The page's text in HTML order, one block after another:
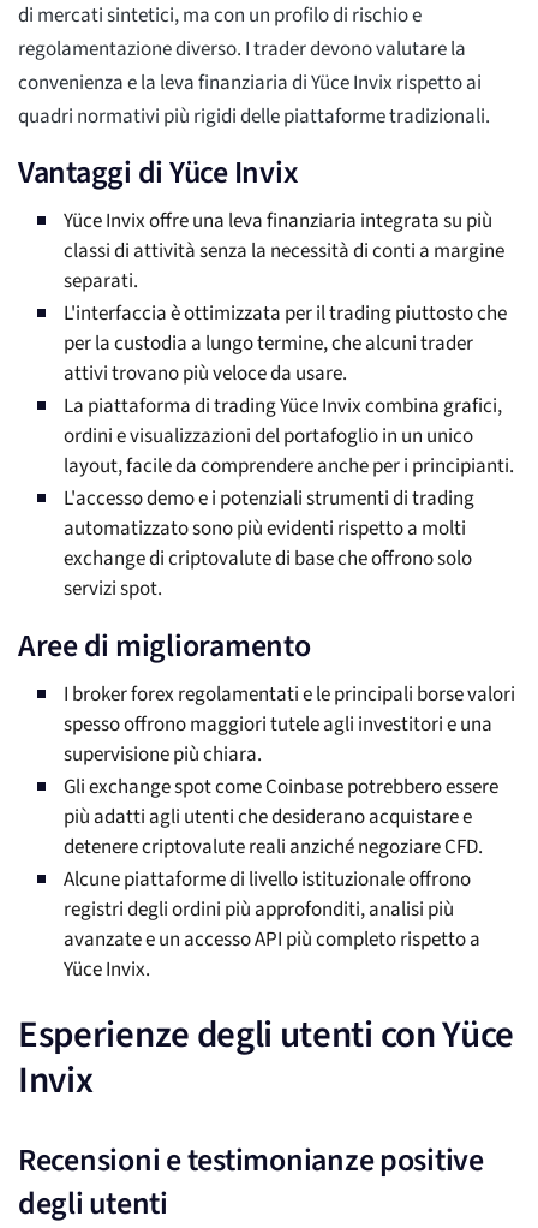
di mercati sintetici, ma con un profilo di rischio e
regolamentazione diverso. I trader devono valutare la
convenienza e la leva finanziaria di Yüce Invix rispetto ai
quadri normativi più rigidi delle piattaforme tradizionali.
Vantaggi di Yüce Invix
Yüce Invix offre una leva finanziaria integrata su più
classi di attività senza la necessità di conti a margine
separati.
L'interfaccia è ottimizzata per il trading piuttosto che
per la custodia a lungo termine, che alcuni trader
attivi trovano più veloce da usare.
La piattaforma di trading Yüce Invix combina grafici,
ordini e visualizzazioni del portafoglio in un unico
layout, facile da comprendere anche per i principianti.
L'accesso demo e i potenziali strumenti di trading
automatizzato sono più evidenti rispetto a molti
exchange di criptovalute di base che offrono solo
servizi spot.
Aree di miglioramento
I broker forex regolamentati e le principali borse valori
spesso offrono maggiori tutele agli investitori e una
supervisione più chiara.
Gli exchange spot come Coinbase potrebbero essere
più adatti agli utenti che desiderano acquistare e
detenere criptovalute reali anziché negoziare CFD.
Alcune piattaforme di livello istituzionale offrono
registri degli ordini più approfonditi, analisi più
avanzate e un accesso API più completo rispetto a
Yüce Invix.
Esperienze degli utenti con Yüce
Invix
Recensioni e testimonianze positive
degli utenti